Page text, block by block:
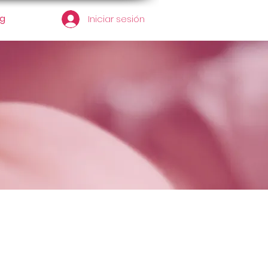
Iniciar sesión